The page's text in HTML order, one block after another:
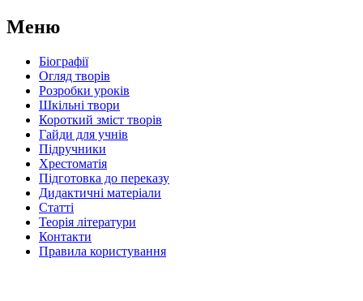
Меню
Біографії
Огляд творів
Розробки уроків
Шкільні твори
Короткий зміст творів
Гайди для учнів
Підручники
Хрестоматія
Підготовка до переказу
Дидактичні матеріали
Статті
Теорія літератури
Контакти
Правила користування